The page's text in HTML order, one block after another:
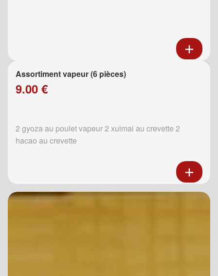
Assortiment vapeur (6 pièces)
9.00 €
2 gyoza au poulet vapeur 2 xuimai au crevette 2
hacao au crevette